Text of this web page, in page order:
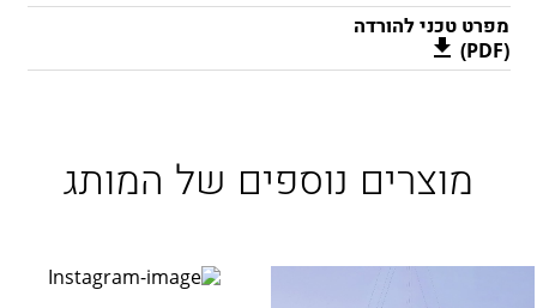
מפרט טכני להורדה
(PDF)
מוצרים נוספים של המותג